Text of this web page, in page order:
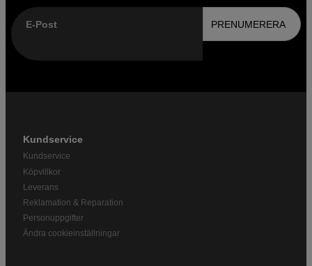
E-Post PRENUMERERA
Kundservice
Kundservice
Köpvillkor
Leverans
Reklamation & Reparation
Personuppgifter
Ändra cookieinställningar